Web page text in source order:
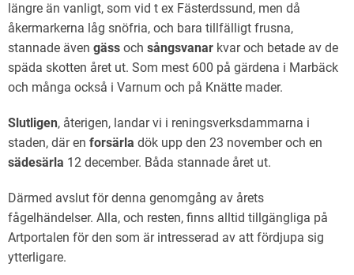
längre än vanligt, som vid t ex Fästerdssund, men då
åkermarkerna låg snöfria, och bara tillfälligt frusna,
stannade även gäss och sångsvanar kvar och betade av de
späda skotten året ut. Som mest 600 på gärdena i Marbäck
och många också i Varnum och på Knätte mader.
Slutligen, återigen, landar vi i reningsverksdammarna i
staden, där en forsärla dök upp den 23 november och en
sädesärla 12 december. Båda stannade året ut.
Därmed avslut för denna genomgång av årets
fågelhändelser. Alla, och resten, finns alltid tillgängliga på
Artportalen för den som är intresserad av att fördjupa sig
ytterligare.